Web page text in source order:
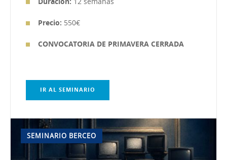
Duración: 12 semanas
Precio: 550€
CONVOCATORIA DE PRIMAVERA CERRADA
IR AL SEMINARIO
SEMINARIO BERCEO